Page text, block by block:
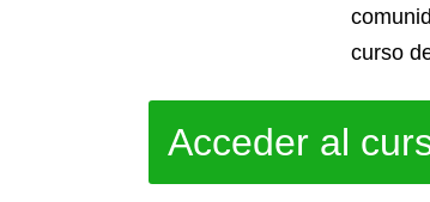
curso
Acceder al